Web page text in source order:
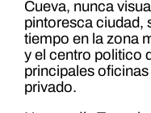
Cueva, nunca
pintoresca ciudad,
tiempo en la zona
y el centro politico
principales
privado.